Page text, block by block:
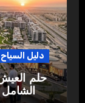
دليل السياح
حلم
الشامل